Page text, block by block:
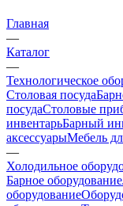
Главная
—
Каталог
—
Технологическое
Столовая посуда
посудаСтоловые
инвентарьБарный
аксессуарыМебель
—
Холодильное
Барное оборудование
оборудование